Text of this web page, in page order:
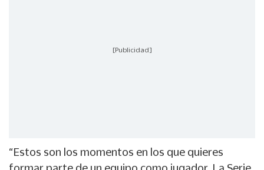
[Publicidad]
“Estos son los momentos en los que quieres